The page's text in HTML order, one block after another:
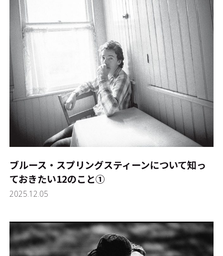
ブルース・スプリングスティーンについて知っ
ておきたい12のこと①
2025.12.05